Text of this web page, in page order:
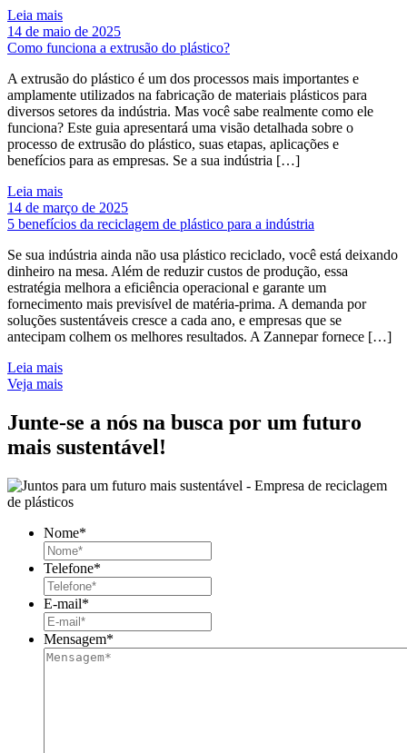
Leia mais
14 de maio de 2025
Como funciona a extrusão do plástico?
A extrusão do plástico é um dos processos mais importantes e
amplamente utilizados na fabricação de materiais plásticos para
diversos setores da indústria. Mas você sabe realmente como ele
funciona? Este guia apresentará uma visão detalhada sobre o
processo de extrusão do plástico, suas etapas, aplicações e
benefícios para as empresas. Se a sua indústria […]
Leia mais
14 de março de 2025
5 benefícios da reciclagem de plástico para a indústria
Se sua indústria ainda não usa plástico reciclado, você está deixando
dinheiro na mesa. Além de reduzir custos de produção, essa
estratégia melhora a eficiência operacional e garante um
fornecimento mais previsível de matéria-prima. A demanda por
soluções sustentáveis cresce a cada ano, e empresas que se
antecipam colhem os melhores resultados. A Zannepar fornece […]
Leia mais
Veja mais
Junte-se a nós na busca por um futuro
mais sustentável!
Nome*
Telefone*
E-mail*
Mensagem*